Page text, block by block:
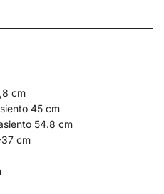
cm
45 cm
54.8 cm
cm